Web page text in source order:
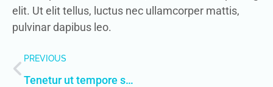
elit. Ut elit tellus, luctus nec ullamcorper mattis,
pulvinar dapibus leo.
PREVIOUS
Tenetur ut tempore sit minima ad